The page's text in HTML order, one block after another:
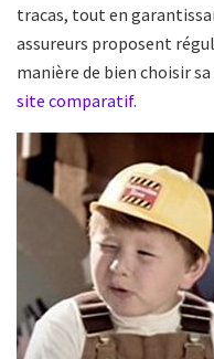
tracas, tout en
assureurs proposent
manière de bien choisir
site comparatif.